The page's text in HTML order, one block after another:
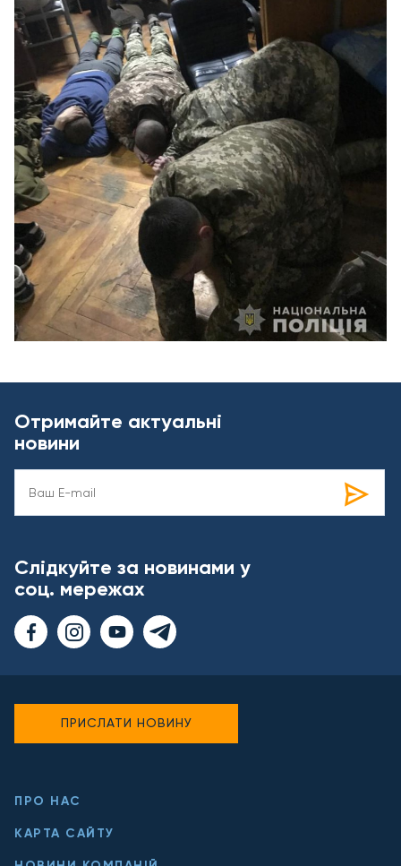
Отримайте актуальні
новини
Слідкуйте за новинами у
соц. мережах
ПРО НАС
КАРТА САЙТУ
ПРИСЛАТИ НОВИНУ